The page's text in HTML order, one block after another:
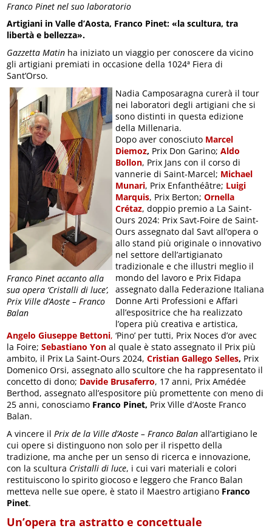
Franco Pinet nel suo laboratorio
Artigiani in Valle d’Aosta, Franco Pinet: «la scultura, tra
libertà e bellezza».
Gazzetta Matin ha iniziato un viaggio per conoscere da vicino
gli artigiani premiati in occasione della 1024ª Fiera di
Sant’Orso.
Franco Pinet accanto alla
sua opera ‘Cristalli di luce’,
Prix Ville d’Aoste – Franco
Balan
Nadia Camposaragna curerà il tour
nei laboratori degli artigiani che si
sono distinti in questa edizione
della Millenaria.
Dopo aver conosciuto Marcel
Diemoz, Prix Don Garino;Aldo
Bollon, Prix Jans con il corso di
vannerie di Saint-Marcel; Michael
Munari, Prix Enfanthéâtre; Luigi
Marquis, Prix Berton;Ornella
Crétaz, doppio premio a La Saint-
Ours 2024: Prix Savt-Foire de Saint-
Ours assegnato dal Savt all’opera o
allo stand più originale o innovativo
nel settore dell’artigianato
tradizionale e che illustri meglio il
mondo del lavoro e Prix Fidapa
assegnato dalla Federazione Italiana
Donne Arti Professioni e Affari
all’espositrice che ha realizzato
l’opera più creativa e artistica,
Angelo Giuseppe Bettoni, ‘Pino’ per tutti, Prix Noces d’or avec
la Foire;Sebastiano Yon al quale è stato assegnato il Prix più
ambito, il Prix La Saint-Ours 2024, Cristian Gallego Selles, Prix
Domenico Orsi, assegnato allo scultore che ha rappresentato il
concetto di dono; Davide Brusaferro, 17 anni, Prix Amédée
Berthod, assegnato all’espositore più promettente con meno di
25 anni, conosciamo Franco Pinet, Prix Ville d’Aoste Franco
Balan.
A vincere ilPrix de la Ville d’Aoste – Franco Balanall’artigiano le
cui opere si distinguono non solo per il rispetto della
tradizione, ma anche per un senso di ricerca e innovazione,
con la scultura Cristalli di luce, i cui vari materiali e colori
restituiscono lo spirito giocoso e leggero che Franco Balan
metteva nelle sue opere, è stato il Maestro artigiano Franco
Pinet.
Un’opera tra astratto e concettuale